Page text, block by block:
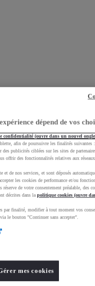
Diapositive suivante
dépend de vos
confidentialité (ouvre dans un nouvel
afin de poursuivre les finalités suivantes
publicités ciblées sur les sites de
offrir des fonctionnalités relatives aux
et de nos services, et sont déposés
les cookies de performance et/ou
de votre consentement préalable, des
décrites dans la politique cookies (ouvre
par finalité, modifier à tout moment vos
le bouton "Continuer sans accepter".
mes cookies